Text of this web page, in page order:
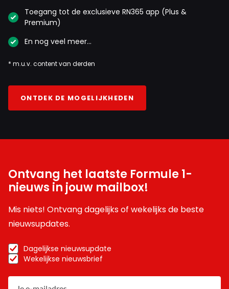
24 december 2020 18:07
Ik doe het voor nix,....als alles voor mij betaald wordt,..dan
een F1 auto te mogen rijden,....
Meepraten? Dat kan! Je hoeft je alleen maar aan te
INLOGGEN AANMELDEN
Toegang tot de exclusieve RN365 app (Plus &
Premium)
En nog veel meer…
* m.u.v. content van derden
ONTDEK DE MOGELIJKHEDEN
Ontvang het laatste Formule 1-
nieuws in jouw mailbox!
Mis niets! Ontvang dagelijks of wekelijks de beste
nieuwsupdates.
Dagelijkse nieuwsupdate
Wekelijkse nieuwsbrief